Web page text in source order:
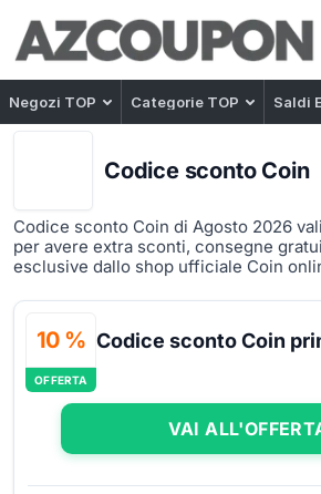
Negozi TOP Categorie TOP Saldi
Codice sconto Coin
Codice sconto Coin di Agosto 2026
per avere extra sconti, consegne
esclusive dallo shop ufficiale Coin
10 %
OFFERTA
Codice sconto Coin
VAI